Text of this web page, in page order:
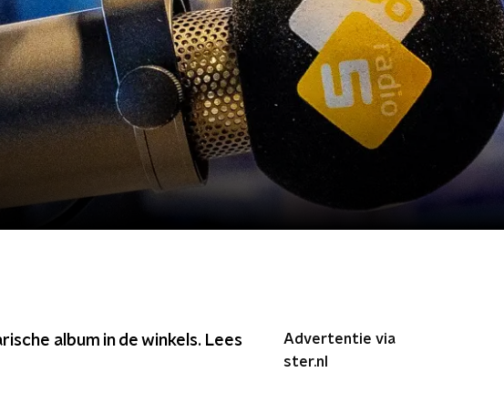
album in de winkels. Lees
Advertentie via
ster.nl